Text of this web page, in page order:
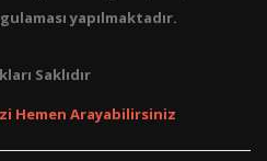
yapılmaktadır.
Saklıdır
Hemen Arayabilirsiniz